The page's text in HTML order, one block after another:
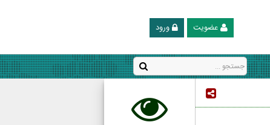
ورود عضویت